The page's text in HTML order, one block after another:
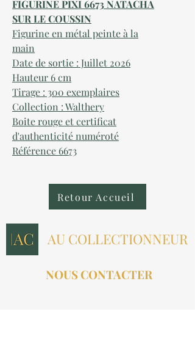
FIGURINE PIXI 6673 NATACHA
SUR LE COUSSIN
Figurineen métal peinte à la
main
Date de sortie : Juillet 2026
Hauteur 6 cm
Tirage : 300 exemplaires
Collection : Walthery
Boite rouge et certificat
d'authenticité numéroté
Référence 6673
Retour Accueil
AU COLLECTIONNEUR
NOUS CONTACTER